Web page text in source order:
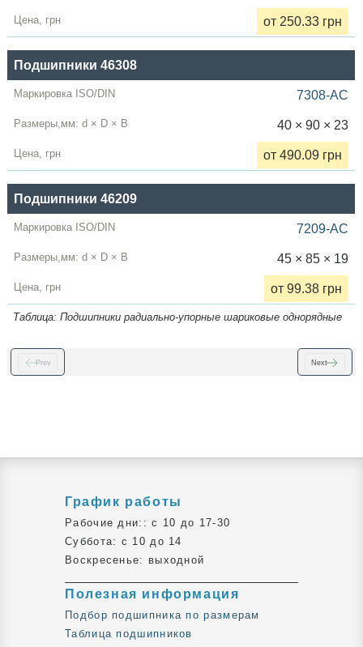
от 250.33 грн
Подшипники 46308
7308-AC
40 × 90 × 23
от 490.09 грн
Подшипники 46209
7209-AC
45 × 85 × 19
от 99.38 грн
Таблица: Подшипники радиально-упорные шариковые однорядные
Prev Next
График работы
Рабочие дни:: c 10 до 17-30
Суббота: c 10 до 14
Воскресенье: выходной
Полезная информация
Подбор подшипника по размерам
Таблица подшипников